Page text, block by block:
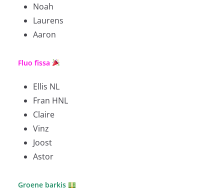
Noah
Laurens
Aaron
Fluo fissa
Ellis NL
Fran HNL
Claire
Vinz
Joost
Astor
Groene barkis